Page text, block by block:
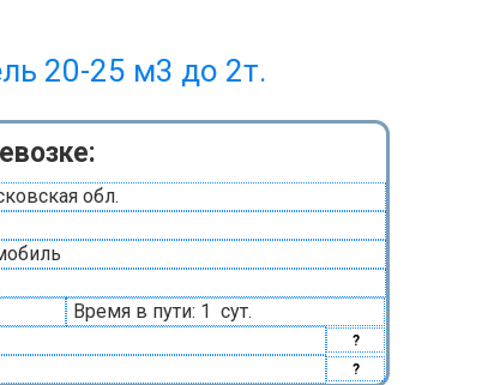
20-25 м3 до 2т.
обл.
Время в пути: 1 сут.
?
?